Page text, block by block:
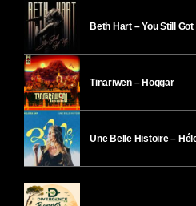
Beth Hart – You Still Got
Tinariwen – Hoggar
Une Belle Histoire –